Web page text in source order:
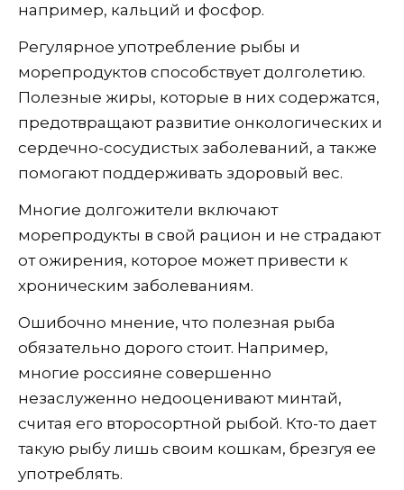
например, кальций и фосфор.
Регулярное употребление рыбы и
морепродуктов способствует долголетию.
Полезные жиры, которые в них содержатся,
предотвращают развитие онкологических и
сердечно-сосудистых заболеваний, а также
помогают поддерживать здоровый вес.
Многие долгожители включают
морепродукты в свой рацион и не страдают
от ожирения, которое может привести к
хроническим заболеваниям.
Ошибочно мнение, что полезная рыба
обязательно дорого стоит. Например,
многие россияне совершенно
незаслуженно недооценивают минтай,
считая его второсортной рыбой. Кто-то дает
такую рыбу лишь своим кошкам, брезгуя ее
употреблять.